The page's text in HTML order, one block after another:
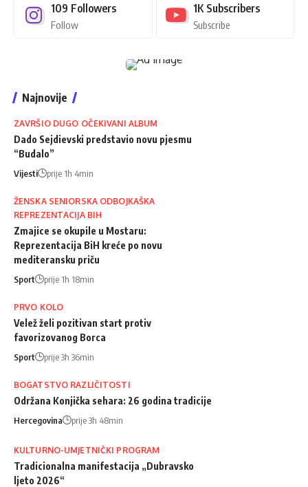
109 Followers
Follow
1K Subscribers
Subscribe
Najnovije
ZAVRŠIO DUGO OČEKIVANI ALBUM
Dado Sejdievski predstavio novu pjesmu
“Budalo”
Vijesti prije 1h 4min
ŽENSKA SENIORSKA ODBOJKAŠKA
REPREZENTACIJA BIH
Zmajice se okupile u Mostaru:
Reprezentacija BiH kreće po novu
mediteransku priču
Sport prije 1h 18min
PRVO KOLO
Velež želi pozitivan start protiv
favorizovanog Borca
Sport prije 3h 36min
BOGATSTVO RAZLIČITOSTI
Održana Konjička sehara: 26 godina tradicije
Hercegovina prije 3h 48min
KULTURNO-UMJETNIČKI PROGRAM
Tradicionalna manifestacija „Dubravsko
ljeto 2026“